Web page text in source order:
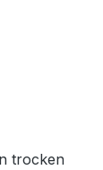
trocken